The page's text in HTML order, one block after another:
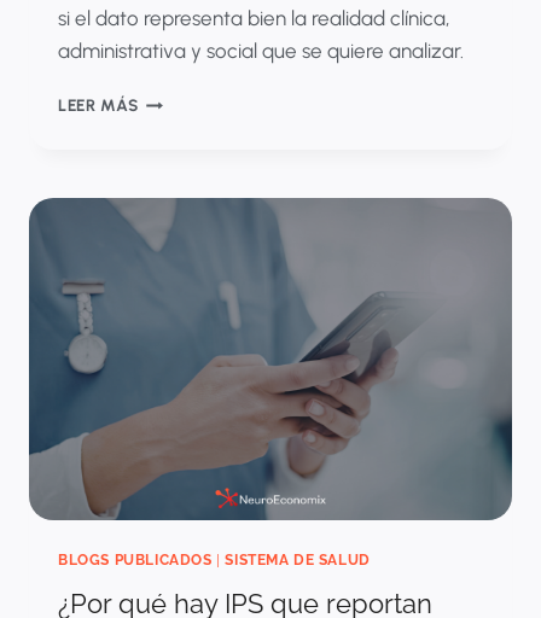
si el dato representa bien la realidad clínica,
administrativa y social que se quiere analizar.
LEER MÁSSESGOS
DE
VIDA
REAL:
SIGNIFICA
MEJOR
BLOGS PUBLICADOS |SISTEMA DE SALUD
¿Por qué hay IPS que reportan